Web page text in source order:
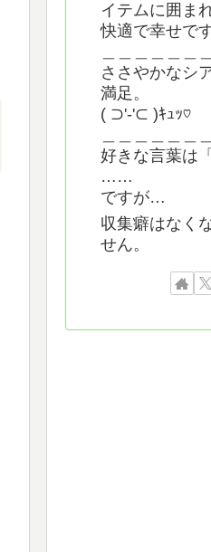
イテムに囲ま
快適で幸せです
ささやかなシ
満足。
( ⊃'-'⊂ )ｷｭｯ♡
好きな言葉は
……
ですが…
収集癖はなく
せん。